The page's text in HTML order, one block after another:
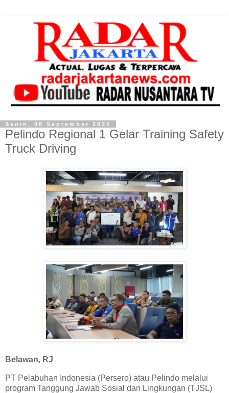
Senin, 08 September 2025
Pelindo Regional 1 Gelar Training Safety
Truck Driving
Belawan, RJ
PT Pelabuhan Indonesia (Persero) atau Pelindo melalui
program Tanggung Jawab Sosial dan Lingkungan (TJSL)